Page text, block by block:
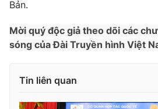
Ðiện thoại Thời báo VTV:
Liên hệ quảng cáo:
024-7300.7108
Bản.
Mời quý độc giả theo dõi các
sóng của Đài Truyền hình Việt
Tin liên quan